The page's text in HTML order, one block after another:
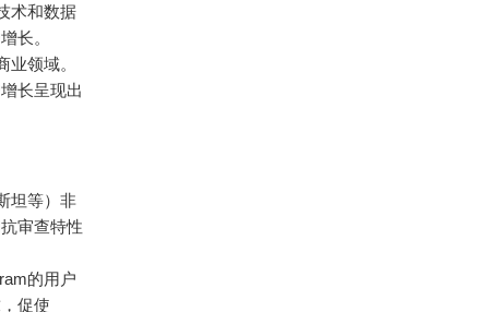
术和数据
长。
领域。
长呈现出
坦等）非
审查特性
的用户
促使